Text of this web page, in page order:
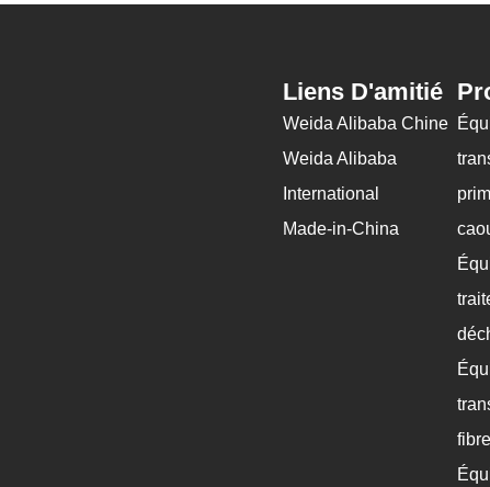
Liens D'amitié
Weida Alibaba Chine
Weida Alibaba
International
Made-in-China